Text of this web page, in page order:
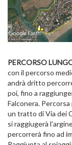
PERCORSO
con il percorso
andrà dritto
poi, fino a
Falconera.
un tratto di Via dei
si raggiugerà
percorrerà fino ad